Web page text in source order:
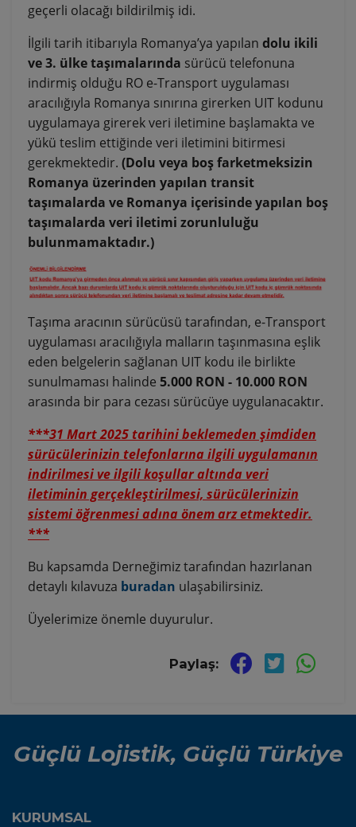
geçerli olacağı bildirilmiş idi.
İlgili tarih itibarıyla Romanya’ya yapılan dolu ikili
ve 3. ülke taşımalarında sürücü telefonuna
indirmiş olduğu RO e-Transport uygulaması
aracılığıyla Romanya sınırına girerken UIT kodunu
uygulamaya girerek veri iletimine başlamakta ve
yükü teslim ettiğinde veri iletimini bitirmesi
gerekmektedir. (Dolu veya boş farketmeksizin
Romanya üzerinden yapılan transit
taşımalarda ve Romanya içerisinde yapılan boş
taşımalarda veri iletimi zorunluluğu
bulunmamaktadır.)
Taşıma aracının sürücüsü tarafından, e-Transport
uygulaması aracılığıyla malların taşınmasına eşlik
eden belgelerin sağlanan UIT kodu ile birlikte
sunulmaması halinde 5.000 RON - 10.000 RON
arasında bir para cezası sürücüye uygulanacaktır.
***31 Mart 2025 tarihini beklemeden şimdiden
sürücülerinizin telefonlarına ilgili uygulamanın
indirilmesi ve ilgili koşullar altında veri
iletiminin gerçekleştirilmesi, sürücülerinizin
sistemi öğrenmesi adına önem arz etmektedir.
***
Bu kapsamda Derneğimiz tarafından hazırlanan
detaylı kılavuza buradan ulaşabilirsiniz.
Üyelerimize önemle duyurulur.
Paylaş:
Güçlü Lojistik, Güçlü Türkiye
KURUMSAL